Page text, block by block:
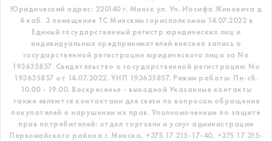
Юридический адрес: 220140 г. Минск ул. Ул. Иосифа Жиновича д
4 каб. 3 помещение ТС Минским горисполкомом 14.07.2022 в
Единый государственный регистр юридических лиц и
индивидуальных предпринимателей внесена запись о
государственной регистрации юридического лица за No
193635857. Свидетельство о государственной регистрации: No
193635857 от 14.07.2022. УНП 193635857. Режим работы: Пн-сб.
10.00 - 19.00. Воскресенье - выходной Указанные контакты
также являются контактами для связи по вопросам обращения
покупателей о нарушении их прав. Уполномоченные по защите
прав потребителей: отдел торговли и услуг администрации
Первомайского района г. Минска, +375 17 215-17-40, +375 17 215-